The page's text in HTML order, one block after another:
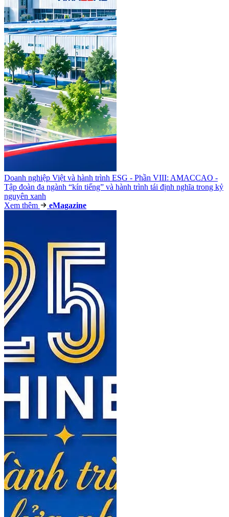
Doanh nghiệp Việt và hành trình ESG - Phần VIII: AMACCAO -
Tập đoàn đa ngành “kín tiếng” và hành trình tái định nghĩa trong kỷ
nguyên xanh
Xem thêm
eMagazine